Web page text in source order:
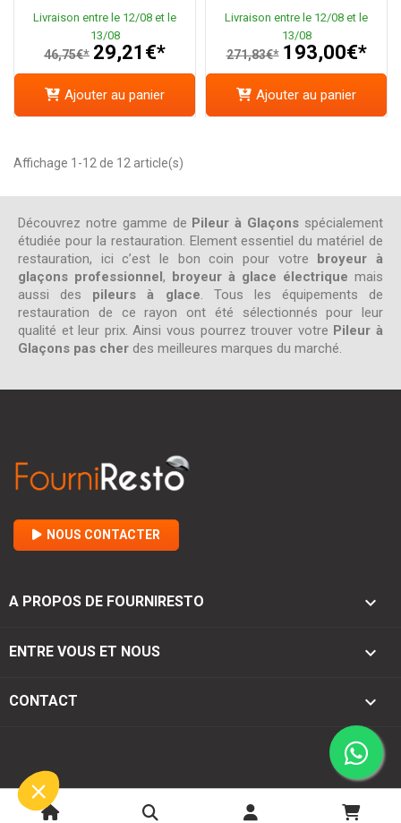
Livraison entre le 12/08 et le
13/08
46,75€* 29,21€*
Ajouter au panier
Livraison entre le 12/08 et le
13/08
271,83€* 193,00€*
Ajouter au panier
Affichage 1-12 de 12 article(s)
Découvrez notre gamme de Pileur à Glaçons spécialement
étudiée pour la restauration. Element essentiel du matériel de
restauration, ici c’est le bon coin pour votre broyeur à
glaçons professionnel, broyeur à glace électrique mais
aussi des pileurs à glace. Tous les équipements de
restauration de ce rayon ont été sélectionnés pour leur
qualité et leur prix. Ainsi vous pourrez trouver votre Pileur à
Glaçons pas cher des meilleures marques du marché.
NOUS CONTACTER
A PROPOS DE FOURNIRESTO 
ENTRE VOUS ET NOUS 
CONTACT keyboard_arrow_down
© 2026 - Fourniresto